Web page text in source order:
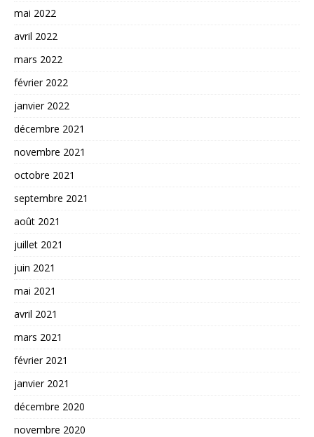
mai 2022
avril 2022
mars 2022
février 2022
janvier 2022
décembre 2021
novembre 2021
octobre 2021
septembre 2021
août 2021
juillet 2021
juin 2021
mai 2021
avril 2021
mars 2021
février 2021
janvier 2021
décembre 2020
novembre 2020